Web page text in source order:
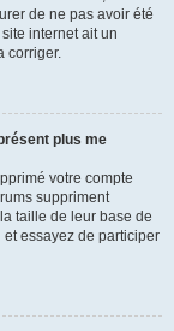
de ne pas avoir été
internet ait un
corriger.
plus me
votre compte
suppriment
taille de leur base de
essayez de participer